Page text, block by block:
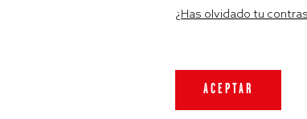
¿Has olvidado tu